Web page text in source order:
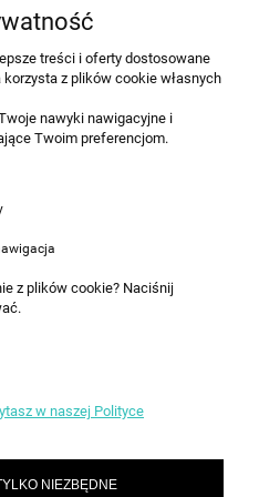
informacji
adres email. Więcej w
SIĘ
treści i oferty dostosowane
z plików cookie własnych
nawyki nawigacyjne i
Twoim preferencjom.
z plików cookie? Naciśnij
w naszej Polityce
NIEZBĘDNE